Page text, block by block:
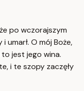
po wczorajszym
umarł. O mój Boże,
jest jego wina.
i te szopy zaczęły